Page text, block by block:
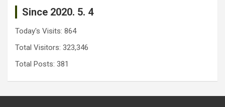
Since 2020. 5. 4
Today's Visits: 864
Total Visitors: 323,346
Total Posts: 381